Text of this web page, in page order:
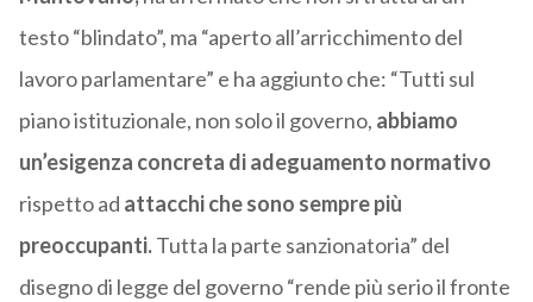
testo “blindato”, ma “aperto all’arricchimento del
lavoro parlamentare” e ha aggiunto che: “Tutti sul
piano istituzionale, non solo il governo, abbiamo
un’esigenza concreta di adeguamento normativo
rispetto ad attacchi che sono sempre più
preoccupanti.Tutta la parte sanzionatoria” del
disegno di legge del governo “rende più serio il fronte